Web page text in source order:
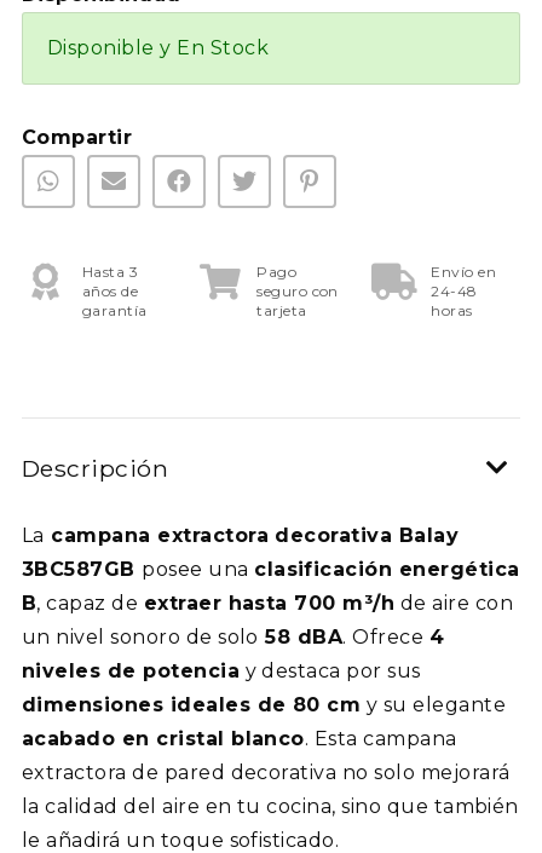
Disponible y En Stock
Compartir
Hasta 3
años de
garantía
Pago
seguro con
tarjeta
Envío en
24-48
horas
Descripción
La campana extractora decorativa Balay
3BC587GB posee una clasificación energética
B, capaz de extraer hasta 700 m³/h de aire con
un nivel sonoro de solo 58 dBA. Ofrece 4
niveles de potencia y destaca por sus
dimensiones ideales de 80 cm y su elegante
acabado en cristal blanco. Esta campana
extractora de pared decorativa no solo mejorará
la calidad del aire en tu cocina, sino que también
le añadirá un toque sofisticado.